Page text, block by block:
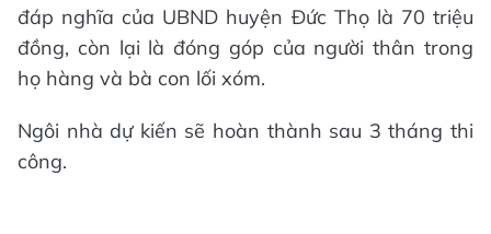
đáp nghĩa của UBND huyện Đức Thọ là 70 triệu
đồng, còn lại là đóng góp của người thân trong
họ hàng và bà con lối xóm.
Ngôi nhà dự kiến sẽ hoàn thành sau 3 tháng thi
công.